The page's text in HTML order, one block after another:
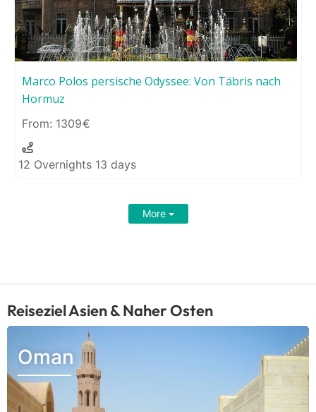
Marco Polos persische Odyssee: Von Täbris nach
Hormuz
1309
12 Overnights 13 days
More
Reiseziel Asien & Naher Osten
Oman